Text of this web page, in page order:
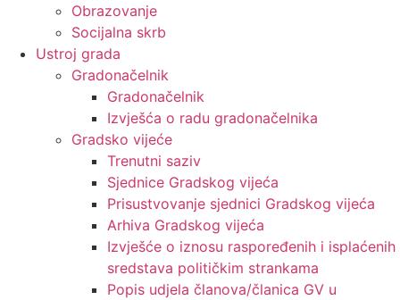
Obrazovanje
Socijalna skrb
Ustroj grada
Gradonačelnik
Gradonačelnik
Izvješća o radu gradonačelnika
Gradsko vijeće
Trenutni saziv
Sjednice Gradskog vijeća
Prisustvovanje sjednici Gradskog vijeća
Arhiva Gradskog vijeća
Izvješće o iznosu raspoređenih i isplaćenih
sredstava političkim strankama
Popis udjela članova/članica GV u